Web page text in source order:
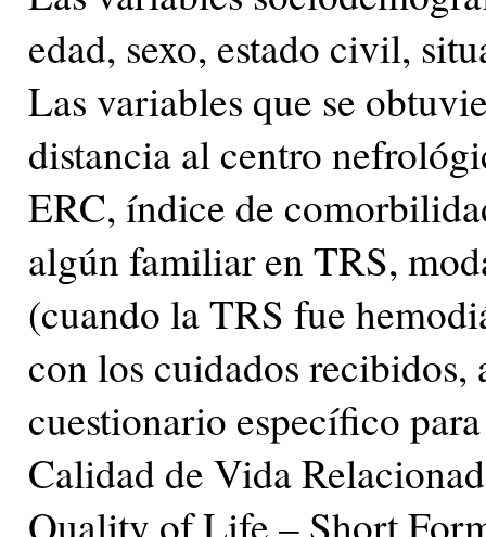
edad, sexo, estado civil,
Las variables que se
distancia al centro
ERC, índice de
algún familiar en TRS,
(cuando la TRS fue
con los cuidados recibidos,
cuestionario específico
Calidad de Vida
Quality of Life – Short